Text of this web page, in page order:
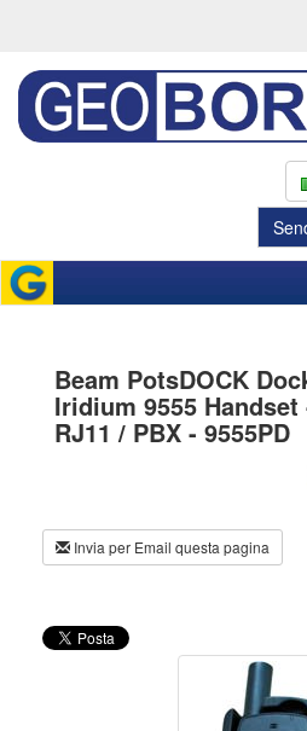
Beam PotsDOCK
Iridium 9555
RJ11 / PBX - 9555PD
Invia per Email questa pagina